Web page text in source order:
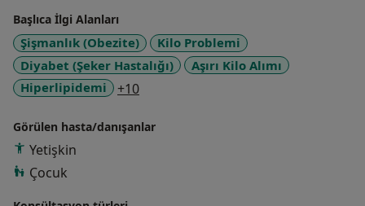
Mesleki deneyimlerim arasında, İstinye Devlet
Hastanesi ve Özel Florya Hastanesi’nde diyetisyen
olarak görev almak yer almaktadır. Şu anda, Diyetisyen
Selenay Ozan Beslenme ve Diyet Merkezi’nde hizmet
Beslenme ve diyet alanındaki güncel bilimsel
gelişmeleri yakından takip ederek, danışanlarıma
bireysel ihtiyaçlarına uygun, etkili ve sürdürülebilir
Başlıca İlgi Alanları
Şişmanlık (Obezite)
Kilo Problemi
Diyabet (Şeker Hastalığı)
Aşırı Kilo Alımı
Hiperlipidemi
+10a11y_sr_more_diseases
Görülen hasta/danışanlar
Yetişkin
Çocuk